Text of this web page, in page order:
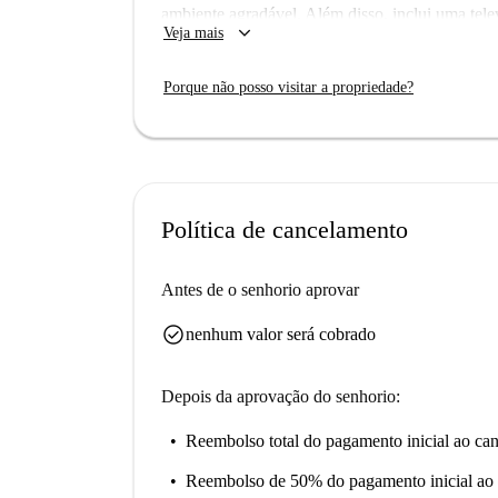
ambiente agradável. Além disso, inclui uma
tenha sido verificado pessoalmente, todos os
importantes. Nas proximidades encontram-se
Veja mais keyboard_arrow_down
Porque não posso visitar a propriedade?
Política de cancelamento
Antes de o senhorio aprovar
check_circlenenhum valor será cobrado
Depois da aprovação do senhorio:
Reembolso total do pagamento inicial ao
Reembolso de 50% do pagamento inicial ao